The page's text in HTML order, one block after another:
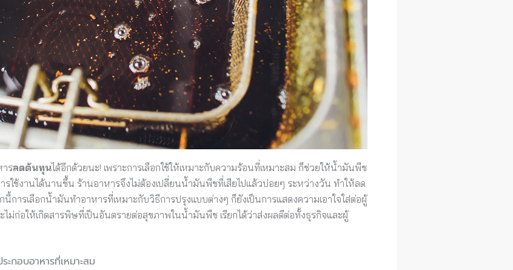
ารลดต้นทุนได้อีกด้วยนะ! เพราะการเลือกใช้ให้เหมาะกับความร้อนที่เหมาะสม ก็ช่วยให้น้ำมันพืช
ารใช้งานได้นานขึ้น ร้านอาหารจึงไม่ต้องเปลี่ยนน้ำมันพืชที่เสียไปแล้วบ่อยๆ ระหว่างวัน ทำให้ลด
ารเลือกน้ำมันทำอาหารที่เหมาะกับวิธีการปรุงแบบต่างๆ ก็ยังเป็นการแสดงความเอาใจใส่ต่อผู้
ไม่ก่อให้เกิดสารพิษที่เป็นอันตรายต่อสุขภาพในน้ำมันพืช เรียกได้ว่าส่งผลดีต่อทั้งธุรกิจและผู้
กอบอาหารที่เหมาะสม